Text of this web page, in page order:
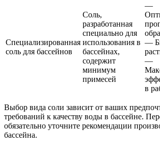
Специализированная
соль для бассейнов
Соль,
разработанная
специально для
использования в
бассейнах,
содержит
минимум
примесей
—
—
—
в
Выбор вида соли зависит от ваших
требований к качеству воды в бассейне.
обязательно уточните рекомендации
бассейна.